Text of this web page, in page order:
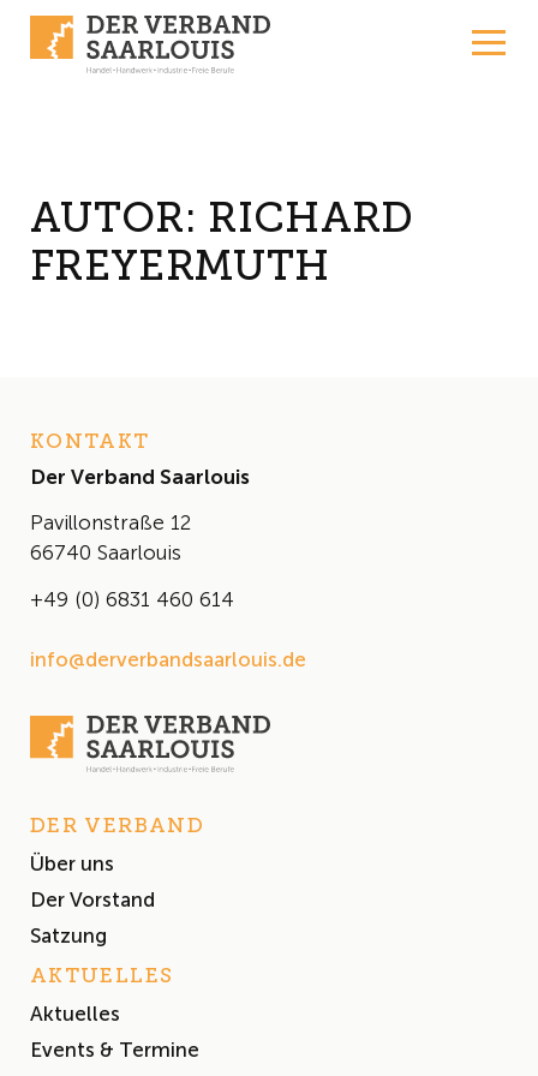
AUTOR: RICHARD
FREYERMUTH
KONTAKT
Der Verband Saarlouis
Pavillonstraße 12
66740 Saarlouis
+49 (0) 6831 460 614
info@derverbandsaarlouis.de
DER VERBAND
Über uns
Der Vorstand
Satzung
AKTUELLES
Aktuelles
Events & Termine